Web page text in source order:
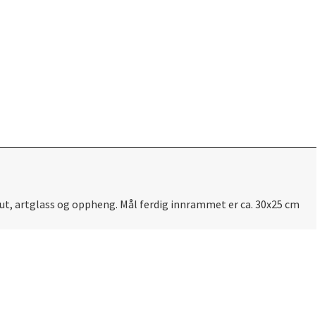
artglass og oppheng. Mål ferdig innrammet er ca. 30x25 cm